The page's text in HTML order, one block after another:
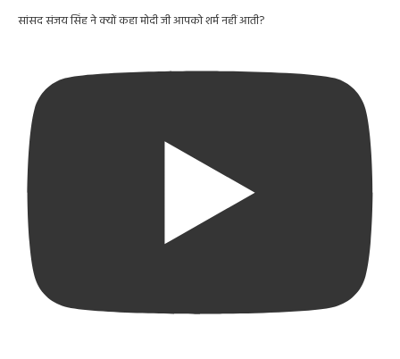
सांसद संजय सिंह ने क्यों कहा मोदी जी आपको शर्म नहीं आती?